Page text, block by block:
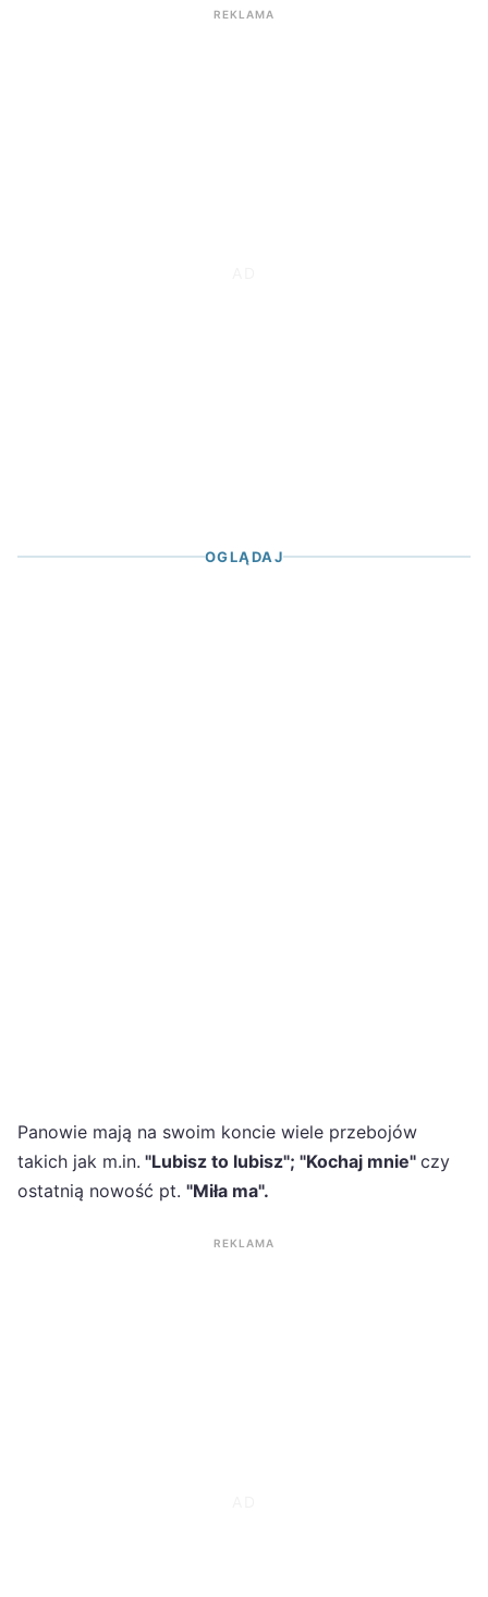
REKLAMA
OGLĄDAJ
Panowie mają na swoim koncie wiele przebojów
takich jak m.in. "Lubisz to lubisz"; "Kochaj mnie" czy
ostatnią nowość pt. "Miła ma".
REKLAMA